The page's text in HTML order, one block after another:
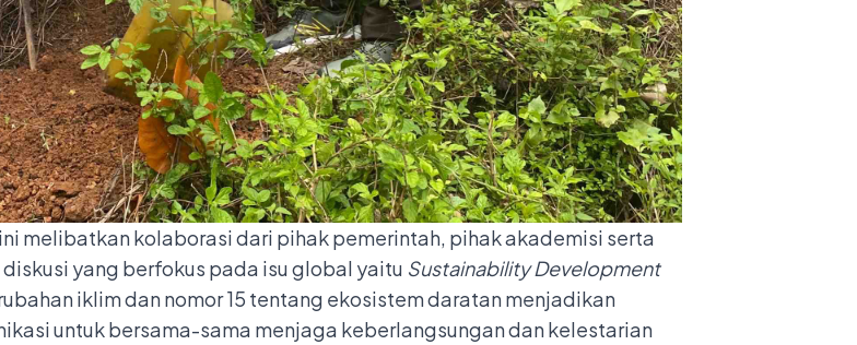
melibatkan kolaborasi dari pihak pemerintah, pihak akademisi serta
yang berfokus pada isu global yaitu Sustainability Development
iklim dan nomor 15 tentang ekosistem daratan menjadikan
untuk bersama-sama menjaga keberlangsungan dan kelestarian